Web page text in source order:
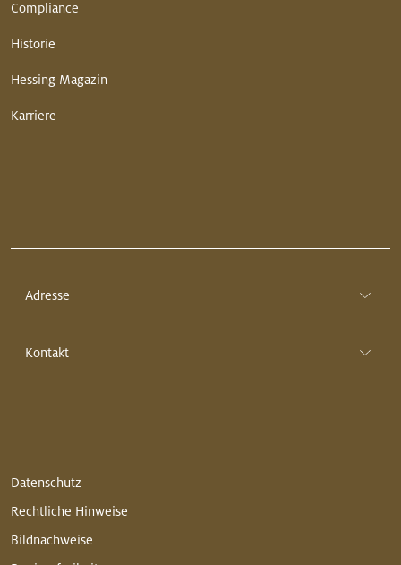
Compliance
Historie
Hessing Magazin
Karriere
Adresse
Kontakt
Datenschutz
Rechtliche Hinweise
Bildnachweise